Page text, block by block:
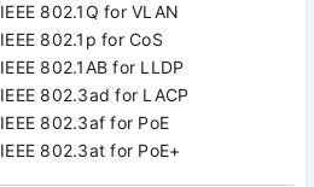
IEEE 802.1Q for VLAN
IEEE 802.1p for CoS
IEEE 802.1AB for LLDP
IEEE 802.3ad for LACP
IEEE 802.3af for PoE
IEEE 802.3at for PoE+